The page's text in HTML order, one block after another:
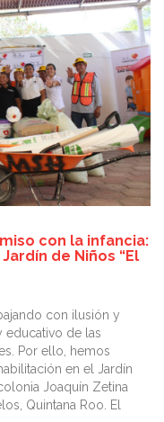
con la infancia:
de Niños “El
con ilusión y
de las
Por ello, hemos
en el Jardín
Joaquín Zetina
Quintana Roo. El